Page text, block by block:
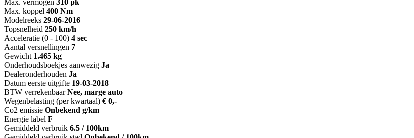
Max. vermogen 310 pk
Max. koppel 400 Nm
Modelreeks 29-06-2016
Topsnelheid 250 km/h
Acceleratie (0 - 100) 4 sec
Aantal versnellingen 7
Gewicht 1.465 kg
Onderhoudsboekjes aanwezig Ja
Dealeronderhouden Ja
Datum eerste uitgifte 19-03-2018
BTW verrekenbaar Nee, marge auto
Wegenbelasting (per kwartaal) € 0,-
Co2 emissie Onbekend g/km
Energie label F
Gemiddeld verbruik 6.5 / 100km